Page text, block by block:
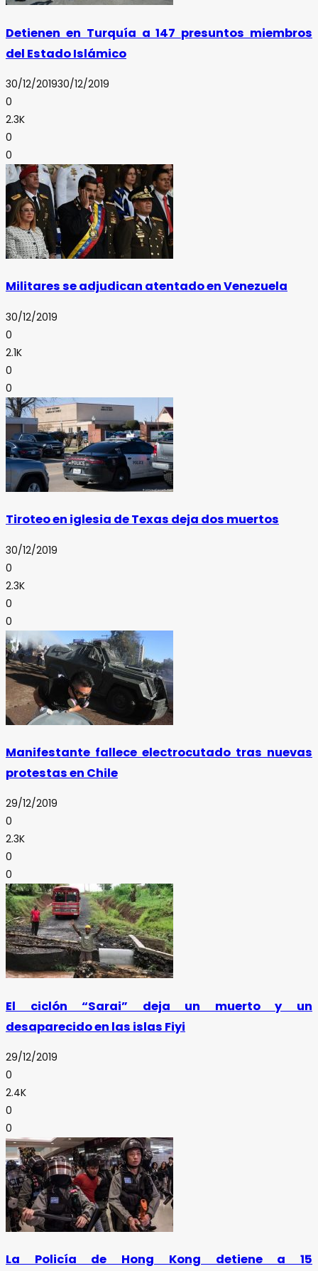
Detienen en Turquía a 147 presuntos miembros
del Estado Islámico
30/12/201930/12/2019
0
2.3K
0
0
Militares se adjudican atentado en Venezuela
30/12/2019
0
2.1K
0
0
Tiroteo en iglesia de Texas deja dos muertos
30/12/2019
0
2.3K
0
0
Manifestante fallece electrocutado tras nuevas
protestas en Chile
29/12/2019
0
2.3K
0
0
El ciclón “Sarai” deja un muerto y un
desaparecido en las islas Fiyi
29/12/2019
0
2.4K
0
0
La Policía de Hong Kong detiene a 15